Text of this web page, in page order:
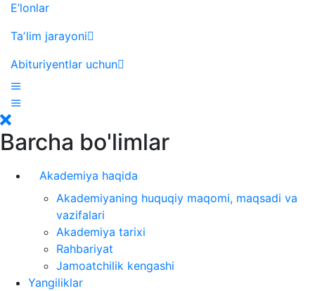
E’lonlar
Taʼlim jarayoni
Abituriyentlar uchun
Barcha bo'limlar
Akademiya haqida
Akademiyaning huquqiy maqomi, maqsadi va
vazifalari
Akademiya tarixi
Rahbariyat
Jamoatchilik kengashi
Yangiliklar